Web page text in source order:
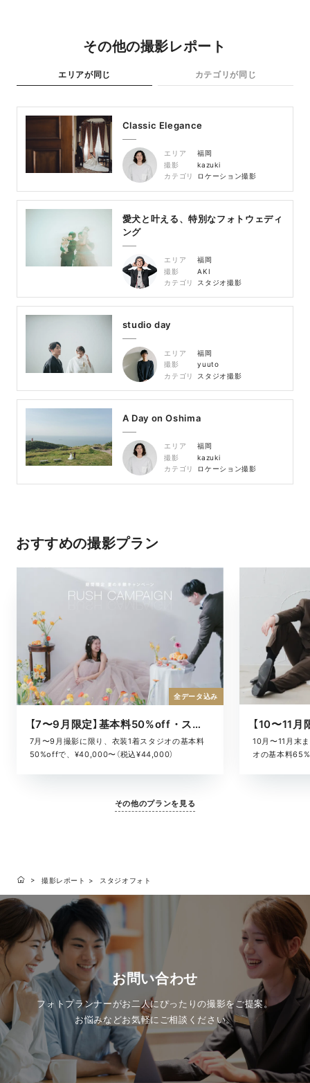
その他の撮影レポート
エリアが同じ カテゴリが同じ
Classic Elegance
エリア
福岡
撮影
kazuki
カテゴリ
ロケーション撮影
愛犬と叶える、特別なフォトウェディ
ング
エリア
福岡
撮影
AKI
カテゴリ
スタジオ撮影
studio day
エリア
福岡
撮影
yuuto
カテゴリ
スタジオ撮影
A Day on Oshima
エリア
福岡
撮影
kazuki
カテゴリ
ロケーション撮影
おすすめの撮影プラン
【7〜9月限定】基本料50%off・スタジオキャンペーン
7月〜9月撮影に限り、衣装1着スタジオの基本料
50%offで、¥40,000〜（税込¥44,000）
全データ込み
10月〜11月末
オの基本料
その他のプランを見る
撮影レポート スタジオフォト
お問い合わせ
フォトプランナーがお二人にぴったりの撮影をご提案。
お悩みなどお気軽にご相談ください。